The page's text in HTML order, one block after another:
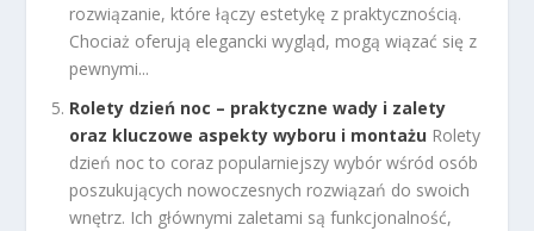
rozwiązanie, które łączy estetykę z praktycznością.
Chociaż oferują elegancki wygląd, mogą wiązać się z
pewnymi...
Rolety dzień noc – praktyczne wady i zalety
oraz kluczowe aspekty wyboru i montażu Rolety
dzień noc to coraz popularniejszy wybór wśród osób
poszukujących nowoczesnych rozwiązań do swoich
wnętrz. Ich głównymi zaletami są funkcjonalność,